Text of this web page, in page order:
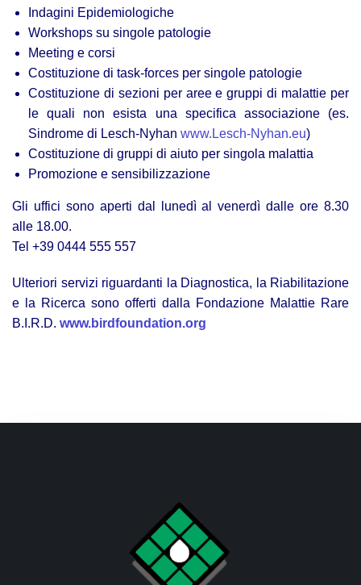
Indagini Epidemiologiche
Workshops su singole patologie
Meeting e corsi
Costituzione di task-forces per singole patologie
Costituzione di sezioni per aree e gruppi di malattie per
le quali non esista una specifica associazione (es.
Sindrome di Lesch-Nyhan www.Lesch-Nyhan.eu)
Costituzione di gruppi di aiuto per singola malattia
Promozione e sensibilizzazione
Gli uffici sono aperti dal lunedì al venerdì dalle ore 8.30
alle 18.00.
Tel +39 0444 555 557
Ulteriori servizi riguardanti la Diagnostica, la Riabilitazione
e la Ricerca sono offerti dalla Fondazione Malattie Rare
B.I.R.D. www.birdfoundation.org